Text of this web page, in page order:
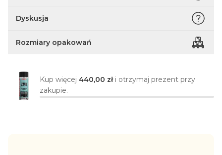
Dyskusja
Rozmiary opakowań
Kup więcej 440,00 złi otrzymaj prezent przy
zakupie.